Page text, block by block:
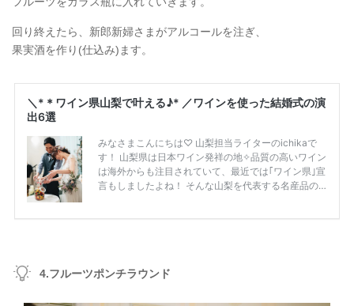
回り終えたら、新郎新婦さまがアルコールを注ぎ、
果実酒を作り(仕込み)ます。
4.フルーツポンチラウンド